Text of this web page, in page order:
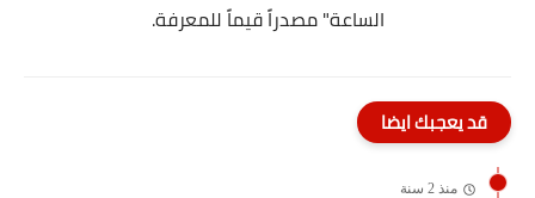
الساعة" مصدراً قيماً للمعرفة.
قد يعجبك ايضا
منذ 2 سنة